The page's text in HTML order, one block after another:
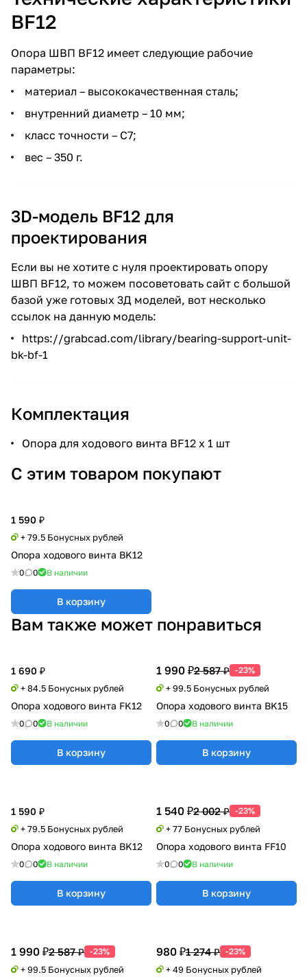
BF12
Опора ШВП BF12 имеет следующие рабочие
параметры:
материал – высококачественная сталь;
внутренний диаметр – 10 мм;
класс точности – С7;
вес – 350 г.
3D-модель BF12 для
проектирования
Если вы не хотите с нуля проектировать опору
ШВП BF12, то можем посоветовать сайт с большой
базой уже готовых 3Д моделей, вот несколько
ссылок на данную модель:
https://grabcad.com/library/bearing-support-unit-
bk-bf-1
Комплектация
Опора для ходового винта BF12 х 1 шт
С этим товаром покупают
1 590 ₽
+ 79.5 Бонусных рублей
Опора ходового винта BK12
0 0 В наличии
В корзину
Вам также может понравиться
1 690 ₽
+ 84.5 Бонусных рублей
Опора ходового винта FK12
0 0 В наличии
В корзину
1 990 ₽2 587 ₽ -23%
+ 99.5 Бонусных рублей
Опора ходового винта BK15
0 0 В наличии
В корзину
1 540 ₽2 002 ₽ -23%
+ 77 Бонусных рублей
Опора ходового винта FF10
0 0 В наличии
В корзину
1 990 ₽2 587 ₽ -23%
+ 99.5 Бонусных рублей
980 ₽1 274 ₽ -23%
+ 49 Бонусных рублей
1 590 ₽
+ 79.5 Бонусных рублей
Опора ходового винта BK12
0 0 В наличии
В корзину